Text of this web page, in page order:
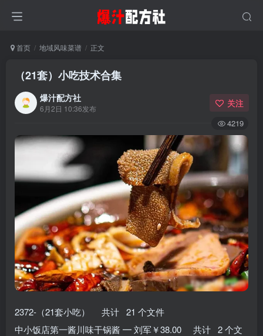
首页 地域风味菜谱 正文
（21套）小吃技术合集
爆汁配方社
6月2日 10:36发布 关注
4219
2372-（21套小吃） 共计 21 个文件
中小饭店第一酱川味干锅酱 ━ 刘军￥38.00 共计 2 个文